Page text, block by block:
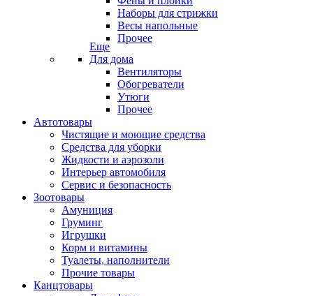
Наборы для стрижки
Весы напольные
Прочее
Еще
Для дома
Вентиляторы
Обогреватели
Утюги
Прочее
Автотовары
Чистящие и моющие средства
Средства для уборки
Жидкости и аэрозоли
Интерьер автомобиля
Сервис и безопасность
Зоотовары
Амуниция
Груминг
Игрушки
Корм и витамины
Туалеты, наполнители
Прочие товары
Канцтовары